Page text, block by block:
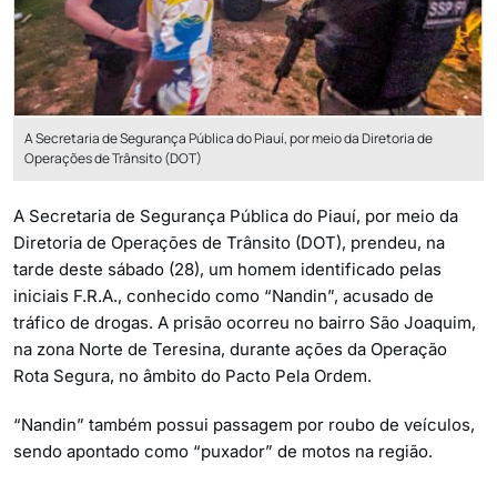
A Secretaria de Segurança Pública do Piauí, por meio da Diretoria de
Operações de Trânsito (DOT)
A Secretaria de Segurança Pública do Piauí, por meio da
Diretoria de Operações de Trânsito (DOT), prendeu, na
tarde deste sábado (28), um homem identificado pelas
iniciais F.R.A., conhecido como “Nandin”, acusado de
tráfico de drogas. A prisão ocorreu no bairro São Joaquim,
na zona Norte de Teresina, durante ações da Operação
Rota Segura, no âmbito do Pacto Pela Ordem.
“Nandin” também possui passagem por roubo de veículos,
sendo apontado como “puxador” de motos na região.